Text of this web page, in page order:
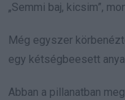
„Semmi baj, kicsim”,
Még egyszer
egy kétségbeesett
Abban a pillanatban